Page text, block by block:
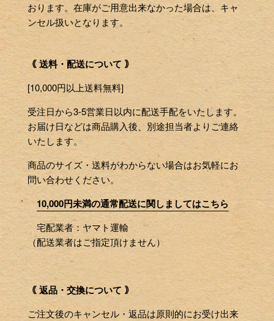
おります。在庫がご用意出来なかった場合は、キャ
ンセル扱いとなります。
｟ 送料・配送について ｠
[10,000円以上送料無料]
受注日から3-5営業日以内に配送手配をいたします。
お届け日などは商品購入後、別途担当者よりご連絡
いたします。
商品のサイズ・送料がわからない場合はお気軽にお
問い合わせください。
10,000円未満の通常配送に関しましてはこちら
宅配業者：ヤマト運輸
（配送業者はご指定頂けません）
｟ 返品・交換について ｠
ご注文後のキャンセル・返品は原則的にお受け出来